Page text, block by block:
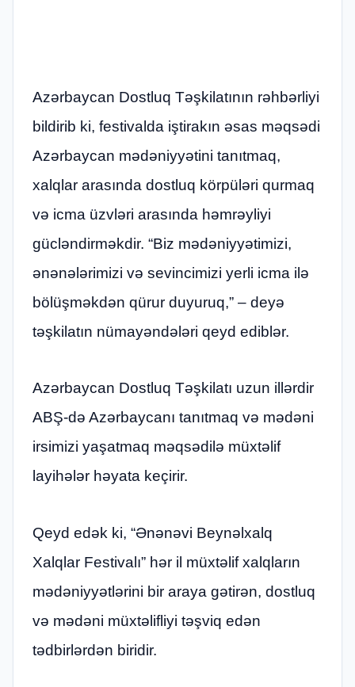
Azərbaycan Dostluq Təşkilatının rəhbərliyi
bildirib ki, festivalda iştirakın əsas məqsədi
Azərbaycan mədəniyyətini tanıtmaq,
xalqlar arasında dostluq körpüləri qurmaq
və icma üzvləri arasında həmrəyliyi
gücləndirməkdir. “Biz mədəniyyətimizi,
ənənələrimizi və sevincimizi yerli icma ilə
bölüşməkdən qürur duyuruq,” – deyə
təşkilatın nümayəndələri qeyd ediblər.
Azərbaycan Dostluq Təşkilatı uzun illərdir
ABŞ-də Azərbaycanı tanıtmaq və mədəni
irsimizi yaşatmaq məqsədilə müxtəlif
layihələr həyata keçirir.
Qeyd edək ki, “Ənənəvi Beynəlxalq
Xalqlar Festivalı” hər il müxtəlif xalqların
mədəniyyətlərini bir araya gətirən, dostluq
və mədəni müxtəlifliyi təşviq edən
tədbirlərdən biridir.